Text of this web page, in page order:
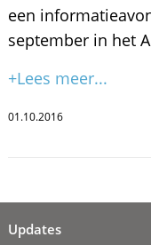
een
september in het
+Lees meer...
01.10.2016
Updates